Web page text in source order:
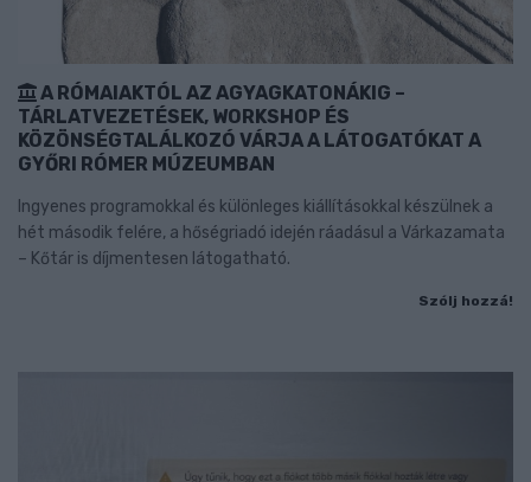
A RÓMAIAKTÓL AZ AGYAGKATONÁKIG –
TÁRLATVEZETÉSEK, WORKSHOP ÉS
KÖZÖNSÉGTALÁLKOZÓ VÁRJA A LÁTOGATÓKAT A
GYŐRI RÓMER MÚZEUMBAN
Ingyenes programokkal és különleges kiállításokkal készülnek a
hét második felére, a hőségriadó idején ráadásul a Várkazamata
– Kőtár is díjmentesen látogatható.
Szólj hozzá!